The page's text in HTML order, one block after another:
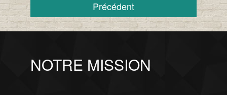
Précédent
NOTRE MISSION